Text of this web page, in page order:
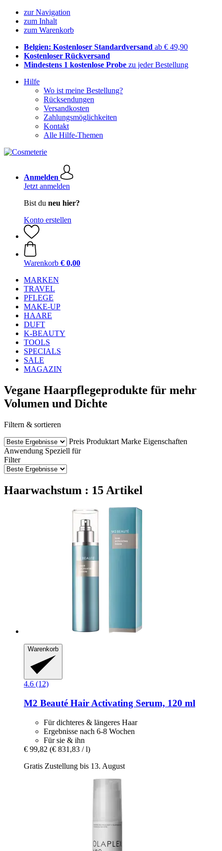
zur Navigation
zum Inhalt
zum Warenkorb
Belgien: Kostenloser Standardversand ab € 49,90
Kostenloser Rückversand
Mindestens 1 kostenlose Probe zu jeder Bestellung
Hilfe
Wo ist meine Bestellung?
Rücksendungen
Versandkosten
Zahlungsmöglichkeiten
Kontakt
Alle Hilfe-Themen
Anmelden
Jetzt anmelden
Bist du neu hier?
Konto erstellen
Warenkorb € 0,00
MARKEN
TRAVEL
PFLEGE
MAKE-UP
HAARE
DUFT
K-BEAUTY
TOOLS
SPECIALS
SALE
MAGAZIN
Vegane Haarpflegeprodukte für mehr
Volumen und Dichte
Filtern & sortieren
Preis Produktart Marke Eigenschaften
Anwendung Speziell für
Filter
Haarwachstum : 15 Artikel
Warenkorb
4.6 (12)
M2 Beauté Hair Activating Serum, 120 ml
Für dichteres & längeres Haar
Ergebnisse nach 6-8 Wochen
Für sie & ihn
€ 99,82 (€ 831,83 / l)
Gratis Zustellung bis 13. August